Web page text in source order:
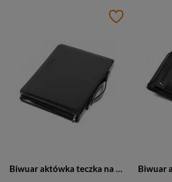
Biwuar aktówka teczka na dokumenty z rączką czarna Vip Collection AK-04N